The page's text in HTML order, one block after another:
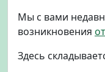
Мы с вами
возникновения
Здесь